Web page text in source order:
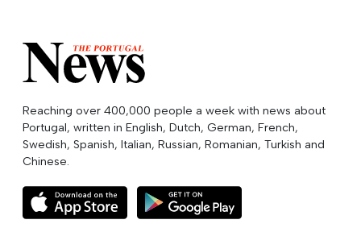
Reaching over 400,000 people a week with news about
Portugal, written in English, Dutch, German, French,
Swedish, Spanish, Italian, Russian, Romanian, Turkish and
Chinese.